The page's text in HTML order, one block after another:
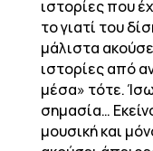
ιστορίες που
το γιατί του
μάλιστα
ιστορίες από
μέσα» τότε.
σημασία…
μουσική και